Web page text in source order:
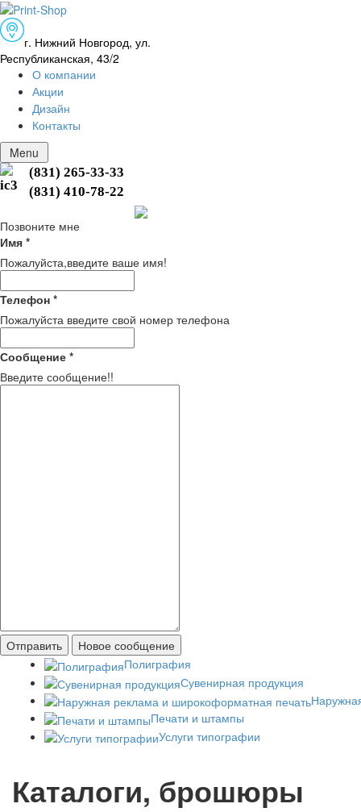
г. Нижний Новгород, ул.
Республиканская, 43/2
О компании
Акции
Дизайн
Контакты
Menu
(831) 265-33-33
(831) 410-78-22
Позвоните мне
Имя *
Пожалуйста,введите ваше имя!
Телефон *
Пожалуйста введите свой номер телефона
Сообщение *
Введите сообщение!!
Полиграфия
Сувенирная продукция
Печати и штампы
Услуги типографии
Каталоги, брошюры